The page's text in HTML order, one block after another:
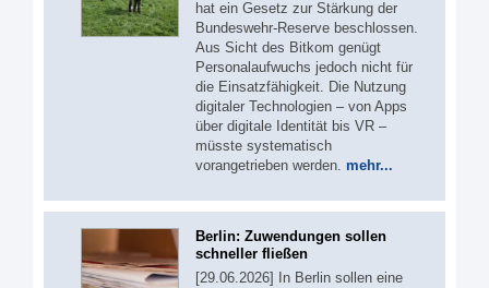
hat ein Gesetz zur Stärkung der
Bundeswehr-Reserve beschlossen.
Aus Sicht des Bitkom genügt
Personalaufwuchs jedoch nicht für
die Einsatzfähigkeit. Die Nutzung
digitaler Technologien – von Apps
über digitale Identität bis VR –
müsste systematisch
vorangetrieben werden. mehr...
Berlin: Zuwendungen sollen
schneller fließen
[29.06.2026] In Berlin sollen eine